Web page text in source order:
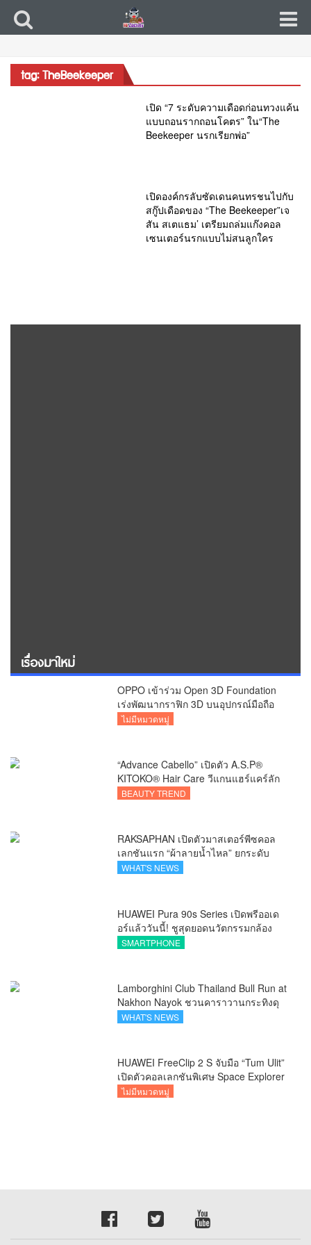
tag: TheBeekeeper
เปิด “7 ระดับความเดือดก่อนทวงแค้น
แบบถอนรากถอนโคตร” ใน“The
Beekeeper นรกเรียกพ่อ”
เปิดองค์กรลับซัดเดนคนทรชนไปกับ
สกู๊ปเดือดของ “The Beekeeper”เจ
สัน สเตแธม’ เตรียมถล่มแก๊งคอล
เซนเตอร์นรกแบบไม่สนลูกใคร
เรื่องมาใหม่
OPPO เข้าร่วม Open 3D Foundation
เร่งพัฒนากราฟิก 3D บนอุปกรณ์มือถือ
ไม่มีหมวดหมู่
“Advance Cabello” เปิดตัว A.S.P®
KITOKO® Hair Care วีแกนแฮร์แคร์ลัก
ชัวรีจากอังกฤษ ยกระดับการดูแลเส้นผม
BEAUTY TREND
RAKSAPHAN เปิดตัวมาสเตอร์พีซคอล
เลกชันแรก “ผ้าลายน้ำไหล” ยกระดับ
ภูมิปัญญาท้องถิ่นสู่งานศิลป์ระดับสากล
WHAT'S NEWS
HUAWEI Pura 90s Series เปิดพรีออเด
อร์แล้ววันนี้! ชูสุดยอดนวัตกรรมกล้อง
พร้อม AI อัจฉริยะและ 5G Advanced
SMARTPHONE
Lamborghini Club Thailand Bull Run at
Nakhon Nayok ชวนคาราวานกระทิงดุ
สัมผัสธรรมชาติเมืองรอง ณ นครนายก
WHAT'S NEWS
HUAWEI FreeClip 2 S จับมือ “Tum Ulit”
เปิดตัวคอลเลกชันพิเศษ Space Explorer
ถ่ายทอดศิลปะบนเคสหูฟัง
ไม่มีหมวดหมู่